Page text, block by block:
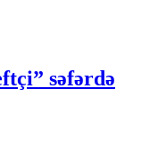
səfərdə